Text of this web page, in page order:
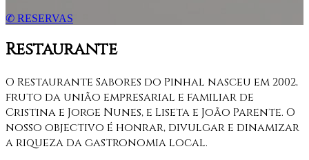
✆ RESERVAS
Restaurante
O Restaurante Sabores do Pinhal nasceu em 2002,
fruto da união empresarial e familiar de
Cristina e Jorge Nunes, e Liseta e João Parente. O
nosso objectivo é honrar, divulgar e dinamizar
a riqueza da gastronomia local.